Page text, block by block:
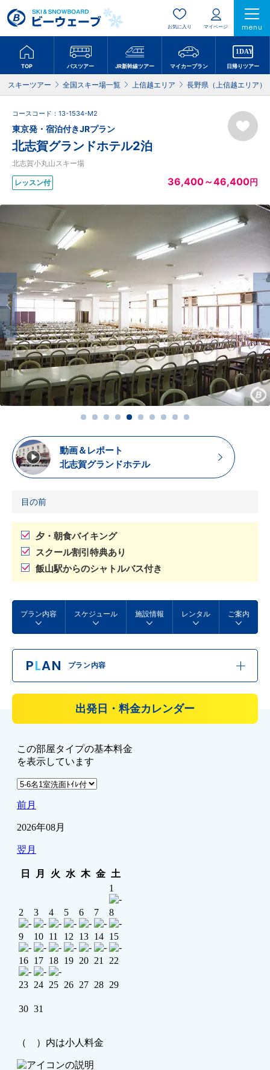
お気に入り マイページ menu
TOP バスツアー JR新幹線ツアー マイカープラン 日帰りツアー
スキーツアー 全国スキー場一覧 上信越エリア 長野県（上信越エリア）
コースコード：13-1534-M2
東京発・宿泊付きJRプラン
北志賀グランドホテル2泊
北志賀小丸山スキー場
レッスン付 36,400～46,400円
動画＆レポート
北志賀グランドホテル
目の前
夕・朝食バイキング
スクール割引特典あり
飯山駅からのシャトルバス付き
プラン内容 スケジュール 施設情報 レンタル ご案内
PLAN プラン内容
出発日・料金カレンダー